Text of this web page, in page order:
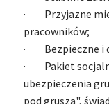
· Przyjazne
pracowników;
· Bezpieczne i
· Pakiet
ubezpieczenia
pod gruszą",